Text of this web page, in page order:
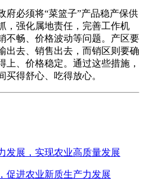
必须将“菜篮子”产品稳产保供
，强化属地责任，完善工作机
不畅、价格波动等问题。产区要
出去、销售出去，而销区则要确
上、价格稳定。通过这些措施，
得舒心、吃得放心。
发展，实现农业高质量发展
促进农业新质生产力发展